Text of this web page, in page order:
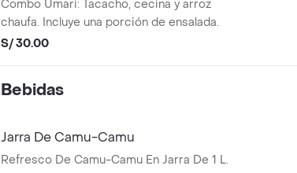
Combo Umari: Tacacho, cecina y arroz
chaufa. Incluye una porción de ensalada.
S/ 30.00
Bebidas
Jarra De Camu-Camu
Refresco De Camu-Camu En Jarra De 1 L.